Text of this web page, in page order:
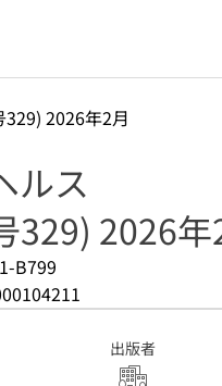
2026年2月
ルス
329) 2026年
B799
出版者